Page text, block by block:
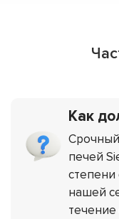
Как
печей
степени
нашей
течение